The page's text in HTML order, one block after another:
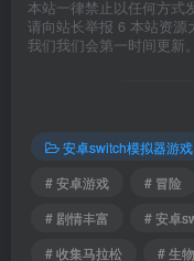
本站一律禁止以任何方式
请向站长举报 6 本站资源
我们我们会第一时间更新。
安卓switch模拟器游戏
# 安卓游戏
# 冒险
# 剧情丰富
# 安卓
# 收集马拉松
# 生